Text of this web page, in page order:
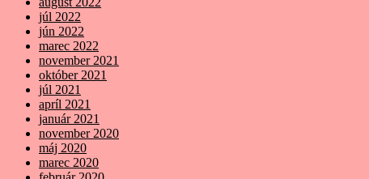
júl 2022
jún 2022
marec 2022
november 2021
október 2021
júl 2021
apríl 2021
január 2021
november 2020
máj 2020
marec 2020